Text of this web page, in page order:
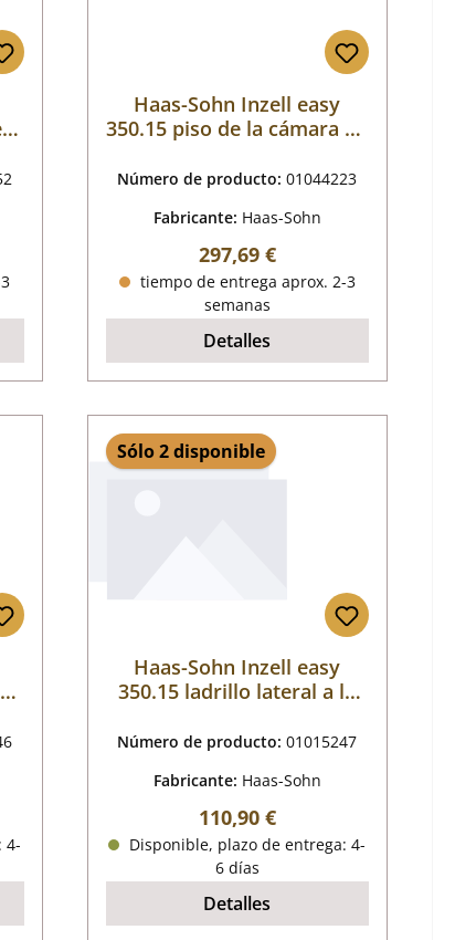
Haas-Sohn Inzell easy
350.15 piso de la cámara de
Número de producto:01044223
Fabricante: Haas-Sohn
Precio normal:
297,69 €
tiempo de entrega aprox. 2-3
semanas
Detalles
4-
Sólo 2 disponible
Haas-Sohn Inzell easy
350.15 ladrillo lateral a la
Número de producto:01015247
Fabricante: Haas-Sohn
Precio normal:
110,90 €
Disponible, plazo de entrega: 4-
6 días
Detalles